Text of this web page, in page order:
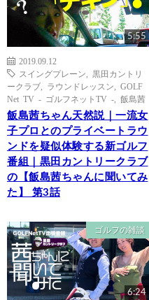
5:55
2019.09.12
スイングプレーン
黒田カントリ
ークラブ
ラウンドレッスン
GOLF
Net TV - ゴルフネットTV -
飯島茜
飯島茜ちゃん天然説｜一流女
子プロとのプライベートラウ
ンドを疑似体験する新ゴルフ
番組｜黒田カントリークラブ
の【飯島茜ちゃんに聞いてみ
た】 第3話
ゴルフの雑談
6:24